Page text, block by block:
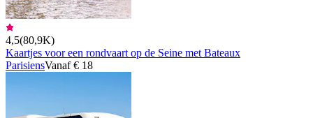
4,5(80,9K)
Kaartjes voor een rondvaart op de Seine met Bateaux
ParisiensVanaf € 18